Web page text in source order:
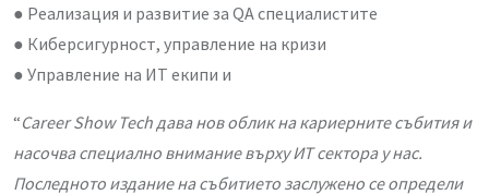
● Реализация и развитие за QA специалистите
● Киберсигурност, управление на кризи
● Управление на ИТ екипи и
“Career Show Tech дава нов облик на кариерните събития и
насочва специално внимание върху ИТ сектора у нас.
Последното издание на събитието заслужено се определи